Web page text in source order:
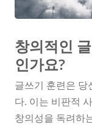
창의적인
인가요?
글쓰기 훈련은 당
다. 이는 비판적
창의성을 독려하